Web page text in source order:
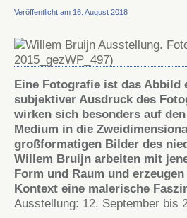
Veröffentlicht am 16. August 2018
Eine Fotografie ist das
subjektiver Ausdruck des
wirken sich besonders auf
Medium in die
groß­for­ma­tigen Bilder des
Willem Bruijn arbeiten mit
Form und Raum und
Kontext eine malerische
Ausstellung: 12. September bis